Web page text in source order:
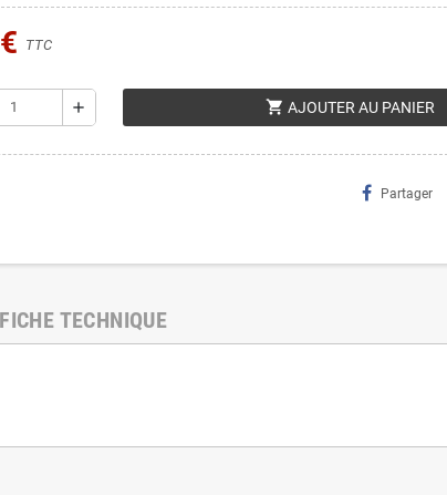
TTC
add shopping_cart AJOUTER AU PANIER
Partager
FICHE TECHNIQUE